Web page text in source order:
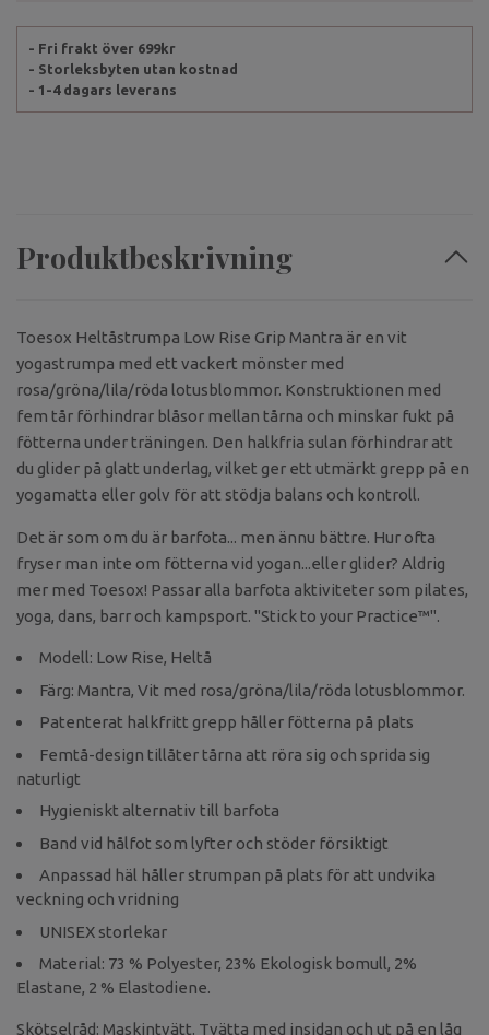
- Fri frakt över 699kr
- Storleksbyten utan kostnad
- 1-4 dagars leverans
Produktbeskrivning
Toesox Heltåstrumpa Low Rise Grip Mantra är en vit
yogastrumpa med ett vackert mönster med
rosa/gröna/lila/röda lotusblommor. Konstruktionen med
fem tår förhindrar blåsor mellan tårna och minskar fukt på
fötterna under träningen. Den halkfria sulan förhindrar att
du glider på glatt underlag, vilket ger ett utmärkt grepp på en
yogamatta eller golv för att stödja balans och kontroll.
Det är som om du är barfota... men ännu bättre. Hur ofta
fryser man inte om fötterna vid yogan...eller glider? Aldrig
mer med Toesox! Passar alla barfota aktiviteter som pilates,
yoga, dans, barr och kampsport. "Stick to your Practice™".
Modell: Low Rise, Heltå
Färg: Mantra, Vit med rosa/gröna/lila/röda lotusblommor.
Patenterat halkfritt grepp håller fötterna på plats
Femtå-design tillåter tårna att röra sig och sprida sig
naturligt
Hygieniskt alternativ till barfota
Band vid hålfot som lyfter och stöder försiktigt
Anpassad häl håller strumpan på plats för att undvika
veckning och vridning
UNISEX storlekar
Material: 73 % Polyester, 23% Ekologisk bomull, 2%
Elastane, 2 % Elastodiene.
Skötselråd: Maskintvätt. Tvätta med insidan och ut på en låg